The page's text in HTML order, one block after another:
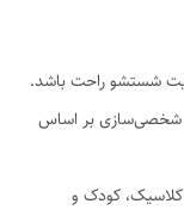
شخصی‌سازی بر اساس
کودک و